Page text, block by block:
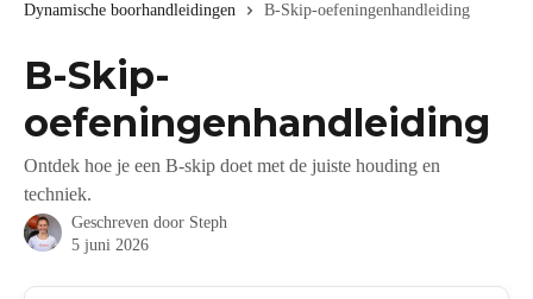
Dynamische boorhandleidingen
B-Skip-oefeningenhandleiding
B-Skip-
oefeningenhandleiding
Ontdek hoe je een B-skip doet met de juiste houding en
techniek.
Geschreven door Steph
5 juni 2026